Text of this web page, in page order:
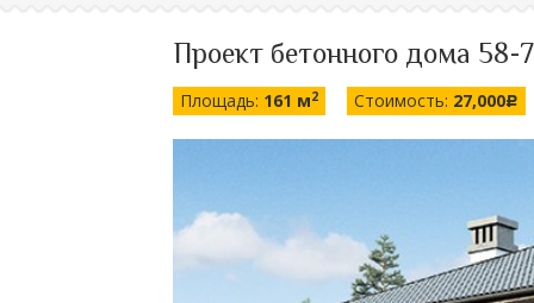
Проект бетонного дома 58-
Площадь: 161 м2 Стоимость: 27,000c